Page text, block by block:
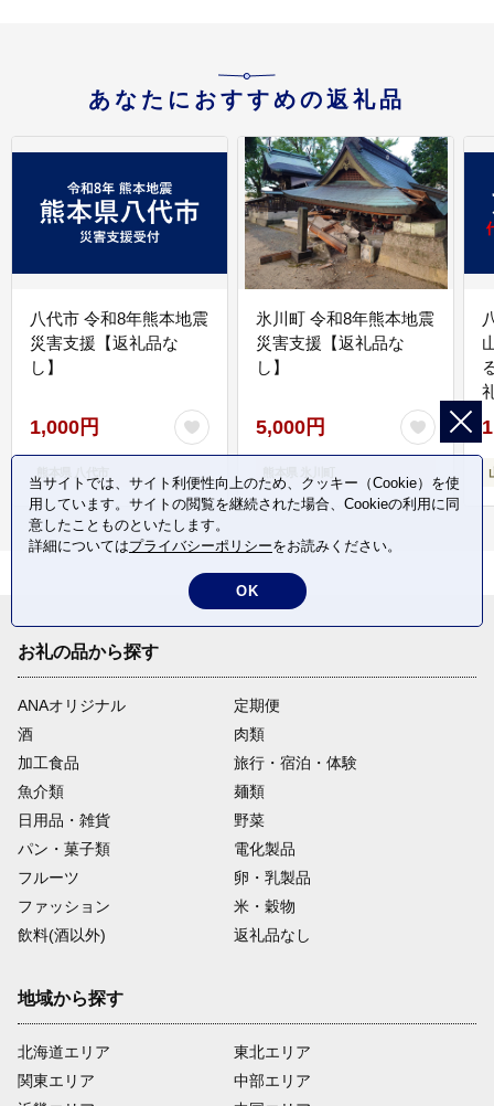
あなたにおすすめの返礼品
八代市 令和8年熊本地震
災害支援【返礼品な
し】
1,000円
氷川町 令和8年熊本地震
災害支援【返礼品な
し】
5,000円
お礼の品から探す
ANAオリジナル
定期便
酒
肉類
加工食品
旅行・宿泊・体験
魚介類
麺類
日用品・雑貨
野菜
パン・菓子類
電化製品
フルーツ
卵・乳製品
ファッション
米・穀物
飲料(酒以外)
返礼品なし
地域から探す
北海道エリア
関東エリア
東北エリア
中部エリア
当サイトでは、サイト利便性向上のため、クッキー（Cookie）を使
用しています。サイトの閲覧を継続された場合、Cookieの利用に同
意したことものといたします。
詳細についてはプライバシーポリシーをお読みください。
OK